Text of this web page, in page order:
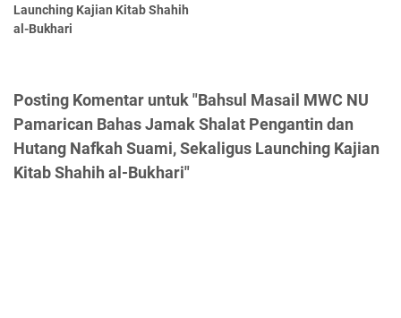
Launching Kajian Kitab Shahih
al-Bukhari
Posting Komentar untuk "Bahsul Masail MWC NU
Pamarican Bahas Jamak Shalat Pengantin dan
Hutang Nafkah Suami, Sekaligus Launching Kajian
Kitab Shahih al-Bukhari"